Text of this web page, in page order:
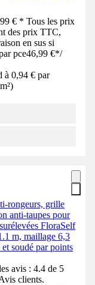
€ * Tous les prix
des prix TTC,
en sus si
pce46,99 €*/
à 0,94 € par
m²)
rongeurs, grille
anti-taupes pour
FloraSelf
m, maillage 6,3
soudé par points
avis : 4.4 de 5
clients.